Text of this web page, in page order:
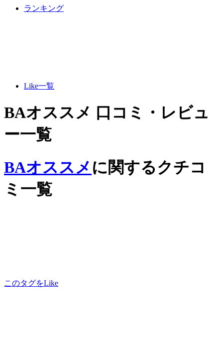
ランキング
Like一覧
BAオススメ 口コミ・レビュ
ー一覧
BAオススメ に関するクチコ
ミ一覧
このタグをLike